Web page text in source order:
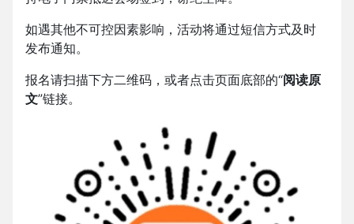
如遇其他不可控因素影响，活动将通过短信方式及时
发布通知。
报名请扫描下方二维码，或者点击页面底部的“阅读原
文”链接。